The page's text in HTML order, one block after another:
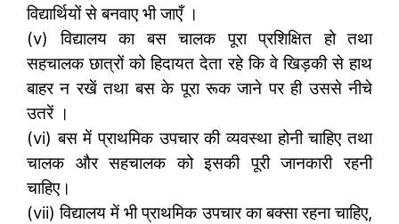
विद्यार्थियों से बनवाए भी जाएँ ।
(v) विद्यालय का बस चालक पूरा प्रशिक्षित हो तथा
सहचालक छात्रों को हिदायत देता रहे कि वे खिड़की से हाथ
बाहर न रखें तथा बस के पूरा रूक जाने पर ही उससे नीचे
उतरें ।
(vi) बस में प्राथमिक उपचार की व्यवस्था होनी चाहिए तथा
चालक और सहचालक को इसकी पूरी जानकारी रहनी
चाहिए।
(vii) विद्यालय में भी प्राथमिक उपचार का बक्सा रहना चाहिए,